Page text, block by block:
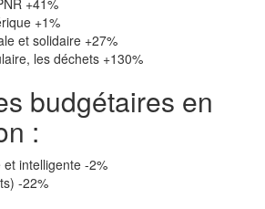
+41%
+1%
et solidaire +27%
les déchets +130%
budgétaires en
:
intelligente -2%
-22%